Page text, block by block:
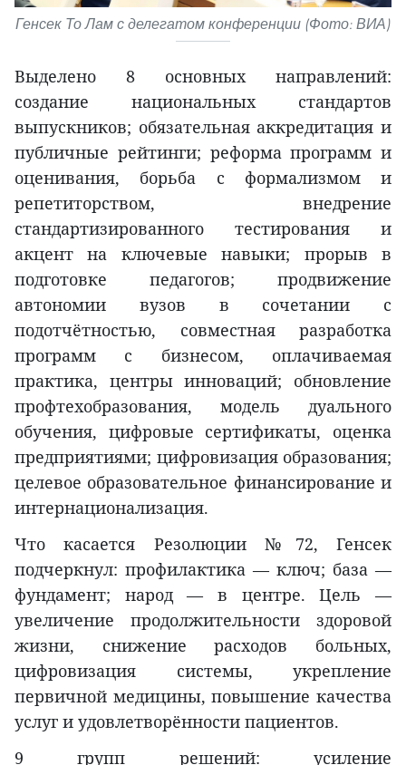
Генсек То Лам с делегатом конференции (Фото: ВИА)
Выделено 8 основных направлений:
создание национальных стандартов
выпускников; обязательная аккредитация и
публичные рейтинги; реформа программ и
оценивания, борьба с формализмом и
репетиторством, внедрение
стандартизированного тестирования и
акцент на ключевые навыки; прорыв в
подготовке педагогов; продвижение
автономии вузов в сочетании с
подотчётностью, совместная разработка
программ с бизнесом, оплачиваемая
практика, центры инноваций; обновление
профтехобразования, модель дуального
обучения, цифровые сертификаты, оценка
предприятиями; цифровизация образования;
целевое образовательное финансирование и
интернационализация.
Что касается Резолюции №72, Генсек
подчеркнул: профилактика — ключ; база —
фундамент; народ — в центре. Цель —
увеличение продолжительности здоровой
жизни, снижение расходов больных,
цифровизация системы, укрепление
первичной медицины, повышение качества
услуг и удовлетворённости пациентов.
9 групп решений: усиление